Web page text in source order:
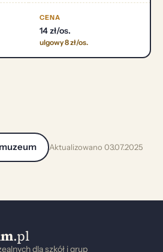
CENA
14 zł/os.
ulgowy 8 zł/os.
Aktualizowano 03.07.2025
.pl
dla szkół i grup